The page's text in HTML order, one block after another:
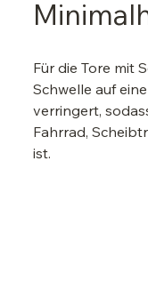
Für die Tore mit
Schwelle auf
verringert,
Fahrrad,
ist.